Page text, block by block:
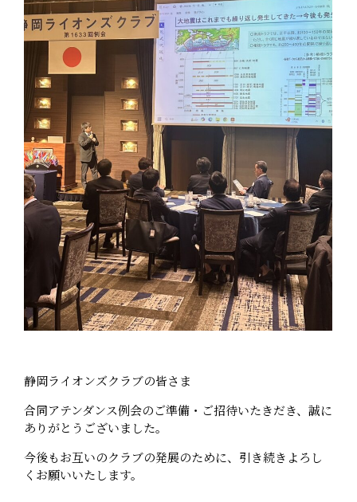
静岡ライオンズクラブの皆さま
合同アテンダンス例会のご準備・ご招待いたきだき、誠に
ありがとうございました。
今後もお互いのクラブの発展のために、引き続きよろし
くお願いいたします。